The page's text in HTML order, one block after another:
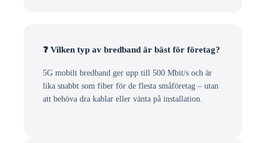
❓ Vilken typ av bredband är bäst för företag?
5G mobilt bredband ger upp till 500 Mbit/s och är
lika snabbt som fiber för de flesta småföretag – utan
att behöva dra kablar eller vänta på installation.